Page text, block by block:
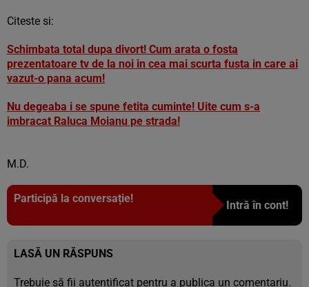
Citeste si:
Schimbata total dupa divort! Cum arata o fosta
prezentatoare tv de la noi in cea mai scurta fusta in care ai
vazut-o pana acum!
Nu degeaba i se spune fetita cuminte! Uite cum s-a
imbracat Raluca Moianu pe strada!
M.D.
Participă la conversație!
Intră în cont!
LASĂ UN RĂSPUNS
Trebuie să fii autentificat pentru a publica un comentariu.